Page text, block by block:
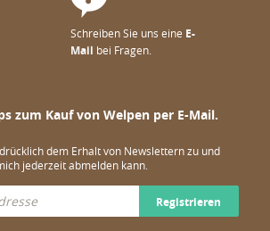
Schreiben Sie uns eine E-
Mail bei Fragen.
zum Kauf von Welpen per E-Mail.
dem Erhalt von Newslettern zu und
jederzeit abmelden kann.
Registrieren